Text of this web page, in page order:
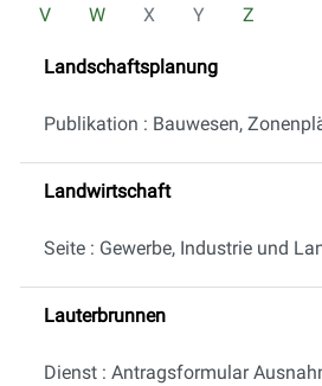
V W X Y Z
Landschaftsplanung
Publikation : Bauwesen,
Landwirtschaft
Seite : Gewerbe, Industrie und
Lauterbrunnen
Dienst : Antragsformular